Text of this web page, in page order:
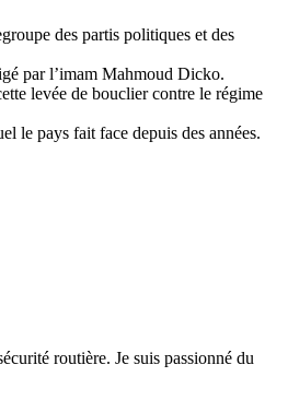
des partis politiques et des
par l’imam Mahmoud Dicko.
levée de bouclier contre le régime
le pays fait face depuis des années.
routière. Je suis passionné du